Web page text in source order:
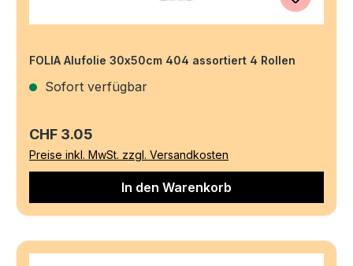
FOLIA Alufolie 30x50cm 404 assortiert 4 Rollen
Sofort verfügbar
Regulärer Preis:
CHF 3.05
Preise inkl. MwSt. zzgl. Versandkosten
In den Warenkorb